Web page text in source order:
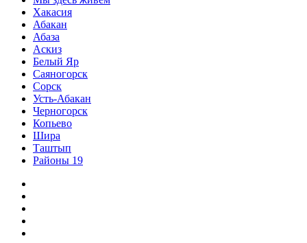
Хакасия
Абакан
Абаза
Аскиз
Белый Яр
Саяногорск
Сорск
Усть-Абакан
Черногорск
Копьево
Шира
Таштып
Районы 19